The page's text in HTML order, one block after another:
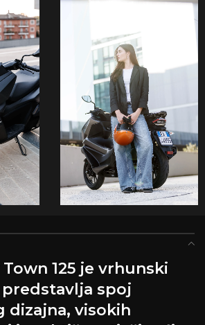
125 je vrhunski
spoj
dizajna, visokih